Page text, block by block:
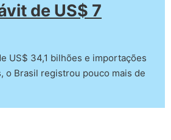
de US$ 7
US$ 34,1 bilhões e importações
o Brasil registrou pouco mais de